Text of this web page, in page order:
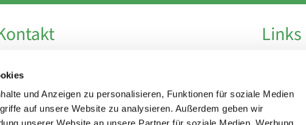
und Anzeigen zu personalisieren, Funktionen für soziale Medien
auf unsere Website zu analysieren. Außerdem geben wir
+49 30 924 54 18
Mailinfo@theresa-von-avila-berlin.de
Links
Impressum